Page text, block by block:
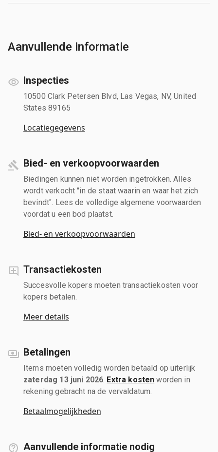
Aanvullende informatie
Inspecties
10500 Clark Petersen Blvd, Las Vegas, NV, United
States 89165
Locatiegegevens
Bied- en verkoopvoorwaarden
Biedingen kunnen niet worden ingetrokken. Alles
wordt verkocht "in de staat waarin en waar het zich
bevindt". Lees de volledige algemene voorwaarden
voordat u een bod plaatst.
Bied- en verkoopvoorwaarden
Transactiekosten
Succesvolle kopers moeten transactiekosten voor
kopers betalen.
Meer details
Betalingen
Items moeten volledig worden betaald op uiterlijk
zaterdag 13 juni 2026 Extra kosten worden in
rekening gebracht na de vervaldatum.
Betaalmogelijkheden
Aanvullende informatie nodig